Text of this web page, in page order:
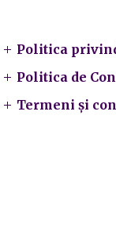
Politica
Politica de
Termeni și